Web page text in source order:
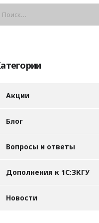
Акции
Блог
Вопросы и ответы
Дополнения к 1С:ЗКГУ
Новости